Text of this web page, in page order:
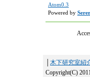
Atom0.3
Powered by
木下研究室紹
Copyright(C)